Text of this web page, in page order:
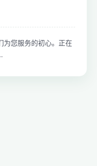
为您服务的初心。正在